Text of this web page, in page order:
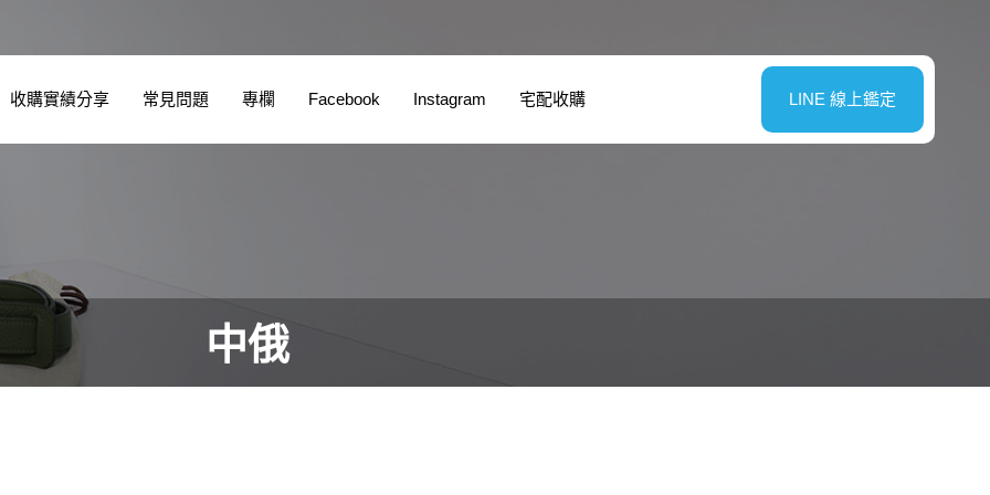
收購實績分享 常見問題 專欄 Facebook Instagram 宅配收購 LINE 線上鑑定
中俄